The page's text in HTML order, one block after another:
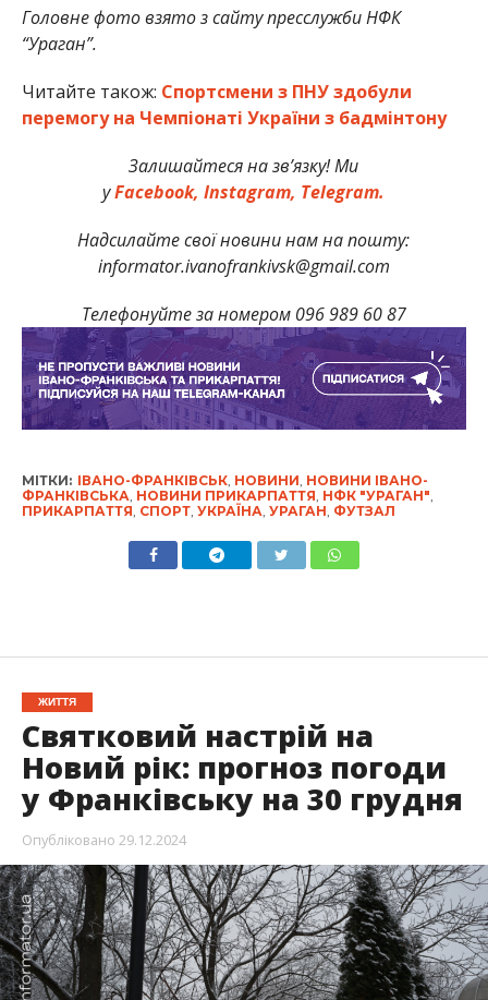
Головне фото взято з сайту пресслужби НФК
“Ураган”.
Читайте також: Спортсмени з ПНУ здобули
перемогу на Чемпіонаті України з бадмінтону
Залишайтеся на зв’язку! Ми
уFacebook, Instagram, Telegram.
Надсилайте свої новини нам на пошту:
informator.ivanofrankivsk@gmail.com
Телефонуйте за номером 096 989 60 87
МІТКИ: ІВАНО-ФРАНКІВСЬК, НОВИНИ НОВИНИ ІВАНО-
ФРАНКІВСЬКА НОВИНИ ПРИКАРПАТТЯ НФК "УРАГАН"
ПРИКАРПАТТЯ СПОРТ, УКРАЇНА УРАГАН ФУТЗАЛ
ЖИТТЯ
Святковий настрій на
Новий рік: прогноз погоди
у Франківську на 30 грудня
Опубліковано 29.12.2024